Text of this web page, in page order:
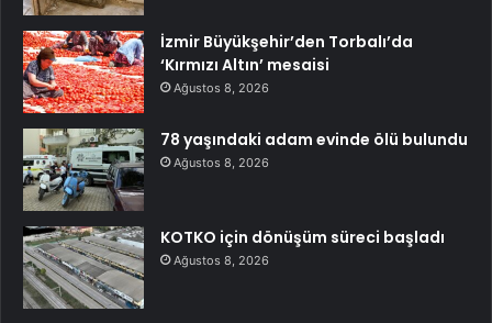
İzmir Büyükşehir’den Torbalı’da
‘Kırmızı Altın’ mesaisi
Ağustos 8, 2026
78 yaşındaki adam evinde ölü bulundu
Ağustos 8, 2026
KOTKO için dönüşüm süreci başladı
Ağustos 8, 2026